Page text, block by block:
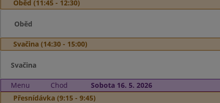
Oběd (11:45 - 12:30)
Oběd
Svačina (14:30 - 15:00)
Svačina
Menu Chod
Sobota 16. 5. 2026
Přesnídávka (9:15 - 9:45)